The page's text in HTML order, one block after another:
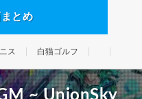
とめ
ス 白猫ゴルフ
~ UnionSky